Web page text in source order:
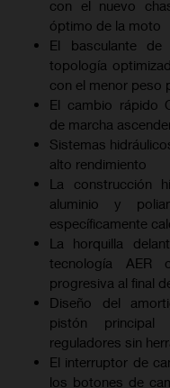
con el nuevo
óptimo de la moto
El basculante
topología
con el menor peso
El cambio rápido
de marcha
Sistemas
alto rendimiento
La construcción
aluminio y
específicamente
La horquilla
tecnología AER
progresiva al final
Diseño del
pistón
reguladores sin
El interruptor de
los botones de